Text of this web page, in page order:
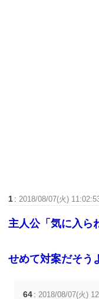
1 :2018/08/07(火)
主人公「気に入ら
せめて対案だそう
64 : 2018/08/07(火)